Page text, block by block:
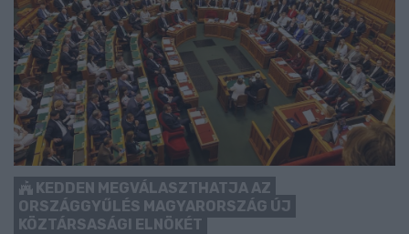
KEDDEN MEGVÁLASZTHATJA AZ
ORSZÁGGYŰLÉS MAGYARORSZÁG ÚJ
KÖZTÁRSASÁGI ELNÖKÉT